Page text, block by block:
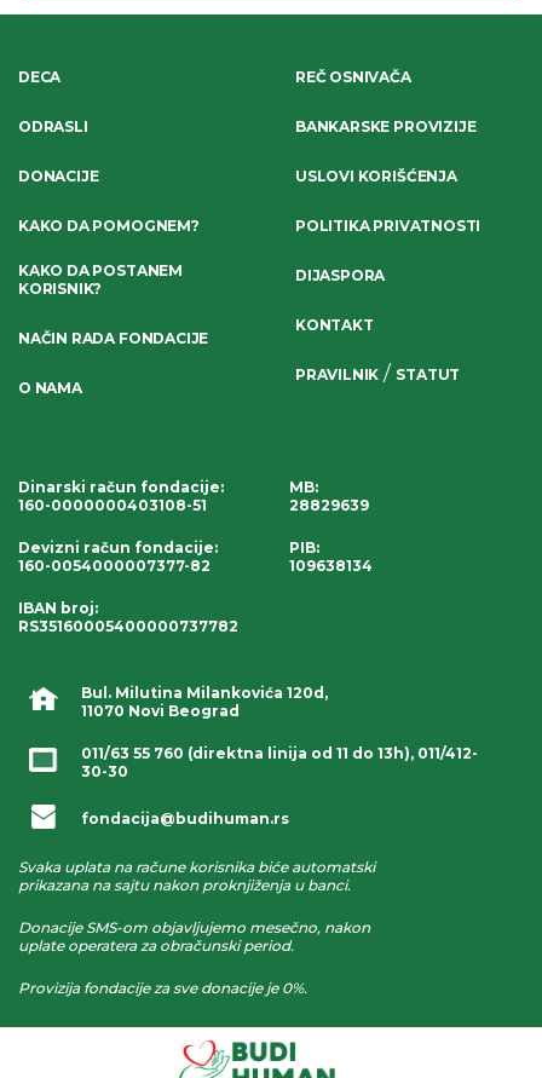
Bul. Milutina Milankovića 120d,
11070 Novi Beograd
011/63 55 760 (direktna linija od 11 do 13h), 011/412-
30-30
fondacija@budihuman.rs
Svaka uplata na račune korisnika biće automatski
prikazana na sajtu nakon proknjiženja u banci.
Donacije SMS-om objavljujemo mesečno, nakon
uplate operatera za obračunski period.
Provizija fondacije za sve donacije je 0%.
DECA
ODRASLI
DONACIJE
KAKO DA POMOGNEM?
KAKO DA POSTANEM
KORISNIK?
NAČIN RADA FONDACIJE
O NAMA
REČ OSNIVAČA
BANKARSKE PROVIZIJE
USLOVI KORIŠĆENJA
POLITIKA PRIVATNOSTI
DIJASPORA
KONTAKT
PRAVILNIK / STATUT
Dinarski račun fondacije:
160-0000000403108-51
Devizni račun fondacije:
160-0054000007377-82
IBAN broj:
RS35160005400000737782
MB:
28829639
PIB:
109638134